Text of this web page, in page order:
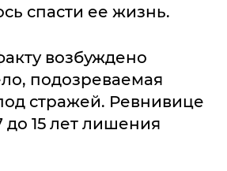
спасти ее жизнь.
возбуждено
подозреваемая
стражей. Ревнивице
до 15 лет лишения